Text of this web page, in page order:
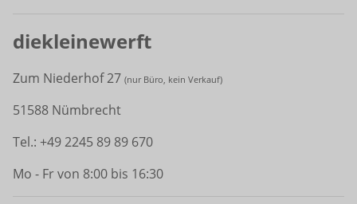
diekleinewerft
Zum Niederhof 27 (nur Büro, kein Verkauf)
51588 Nümbrecht
Tel.: +49 2245 89 89 670
Mo - Fr von 8:00 bis 16:30